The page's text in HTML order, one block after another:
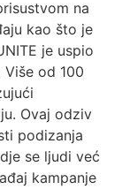
na
kao što je
je uspio
od 100
Ovaj odziv
podizanja
se ljudi već
kampanje